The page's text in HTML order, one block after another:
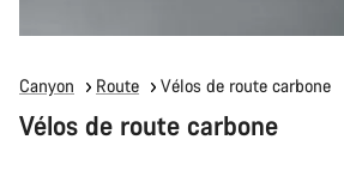
Canyon Route Vélos de route carbone
Vélos de route carbone